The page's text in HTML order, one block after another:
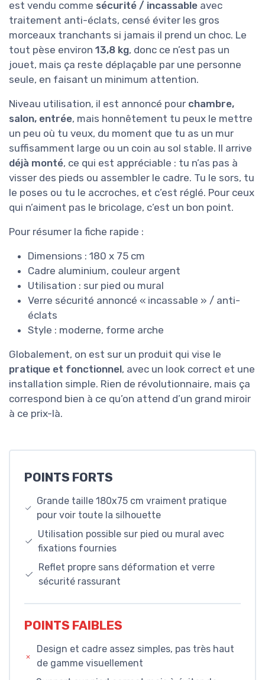
est vendu comme sécurité / incassable avec
traitement anti-éclats, censé éviter les gros
morceaux tranchants si jamais il prend un choc. Le
tout pèse environ 13,8 kg, donc ce n’est pas un
jouet, mais ça reste déplaçable par une personne
seule, en faisant un minimum attention.
Niveau utilisation, il est annoncé pour chambre,
salon, entrée, mais honnêtement tu peux le mettre
un peu où tu veux, du moment que tu as un mur
suffisamment large ou un coin au sol stable. Il arrive
déjà monté, ce qui est appréciable : tu n’as pas à
visser des pieds ou assembler le cadre. Tu le sors, tu
le poses ou tu le accroches, et c’est réglé. Pour ceux
qui n’aiment pas le bricolage, c’est un bon point.
Pour résumer la fiche rapide :
Dimensions : 180 x 75 cm
Cadre aluminium, couleur argent
Utilisation : sur pied ou mural
Verre sécurité annoncé « incassable » / anti-
éclats
Style : moderne, forme arche
Globalement, on est sur un produit qui vise le
pratique et fonctionnel, avec un look correct et une
installation simple. Rien de révolutionnaire, mais ça
correspond bien à ce qu’on attend d’un grand miroir
à ce prix-là.
POINTS FORTS
Grande taille 180x75 cm vraiment pratique
pour voir toute la silhouette
Utilisation possible sur pied ou mural avec
fixations fournies
Reflet propre sans déformation et verre
sécurité rassurant
POINTS FAIBLES
Design et cadre assez simples, pas très haut
de gamme visuellement